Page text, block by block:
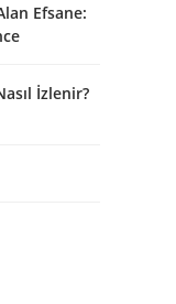
Efsane:
İzlenir?